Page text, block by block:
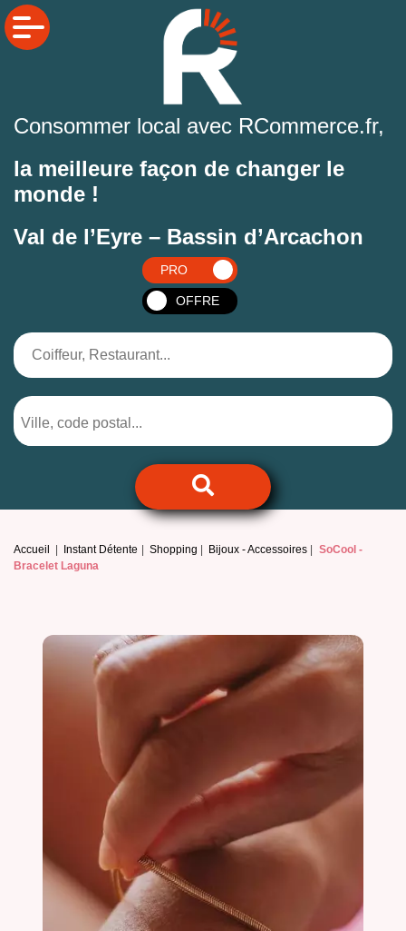
Consommer local avec RCommerce.fr,
la meilleure façon de changer le
monde !
Val de l’Eyre – Bassin d’Arcachon
PRO
OFFRE
Accueil Instant Détente Shopping Bijoux - Accessoires
SoCool -
Bracelet Laguna